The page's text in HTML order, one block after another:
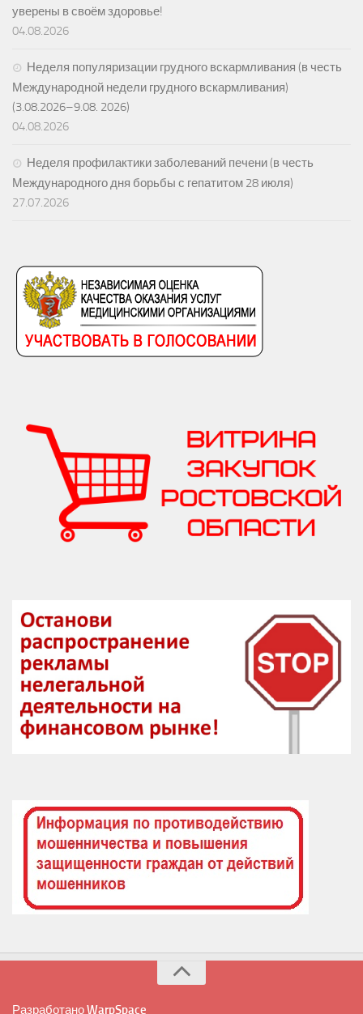
уверены в своём здоровье!
04.08.2026
Неделя популяризации грудного вскармливания (в честь
Международной недели грудного вскармливания)
(3.08.2026–9.08. 2026)
04.08.2026
Неделя профилактики заболеваний печени (в честь
Международного дня борьбы с гепатитом 28 июля)
27.07.2026
РазработаноWarpSpace